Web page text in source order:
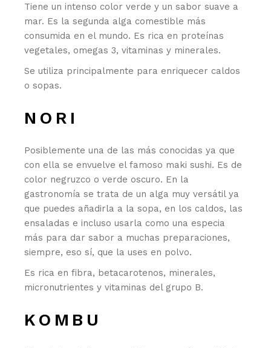
Tiene un intenso color verde y un sabor suave a
mar. Es la segunda alga comestible más
consumida en el mundo. Es rica en proteínas
vegetales, omegas 3, vitaminas y minerales.
Se utiliza principalmente para enriquecer caldos
o sopas.
NORI
Posiblemente una de las más conocidas ya que
con ella se envuelve el famoso maki sushi. Es de
color negruzco o verde oscuro. En la
gastronomía se trata de un alga muy versátil ya
que puedes añadirla a la sopa, en los caldos, las
ensaladas e incluso usarla como una especia
más para dar sabor a muchas preparaciones,
siempre, eso sí, que la uses en polvo.
Es rica en fibra, betacarotenos, minerales,
micronutrientes y vitaminas del grupo B.
KOMBU